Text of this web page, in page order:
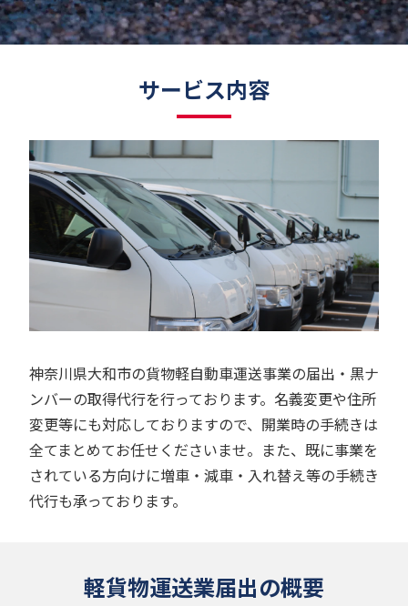
サービス内容
神奈川県大和市の貨物軽自動車運送事業の届出・黒ナ
ンバーの取得代行を行っております。名義変更や住所
変更等にも対応しておりますので、開業時の手続きは
全てまとめてお任せくださいませ。また、既に事業を
されている方向けに増車・減車・入れ替え等の手続き
代行も承っております。
軽貨物運送業届出の概要